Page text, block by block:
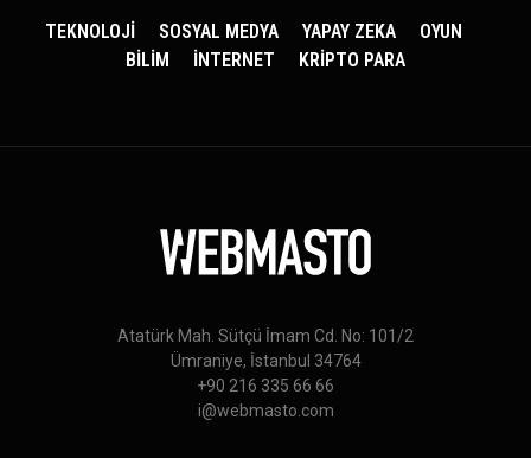
TEKNOLOJİ SOSYAL MEDYA YAPAY ZEKA
OYUN
BİLİM
İNTERNET KRİPTO PARA
Atatürk Mah. Sütçü İmam Cd. No: 101/2
Ümraniye, İstanbul 34764
+90 216 335 66 66
i@webmasto.com